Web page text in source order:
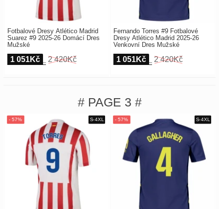
Fotbalové Dresy Atlético Madrid
Suarez #9 2025-26 Domácí Dres
Mužské
1 051Kč 2 420Kč
Fernando Torres #9 Fotbalové
Dresy Atlético Madrid 2025-26
Venkovní Dres Mužské
1 051Kč 2 420Kč
# PAGE 3 #